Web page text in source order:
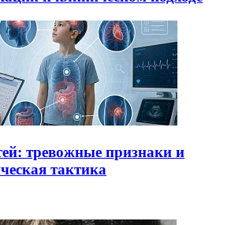
тревожные признаки и
тактика